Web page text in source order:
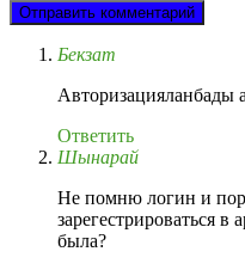
Бекзат
Авторизацияланбады
Ответить
Шынарай
Не помню логин и
зарегестрироваться в
была?